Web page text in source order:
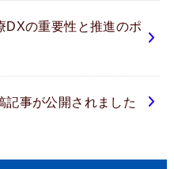
DXの重要性と推進のポ
記事が公開されました